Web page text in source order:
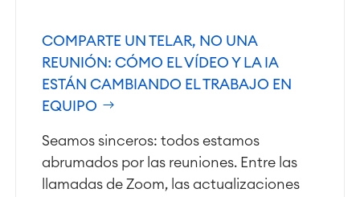
Project & Work Management
Planificación del tiempo
Procesos empresariales
Informes y paneles de control
Gestión del trabajo
COMPARTE UN TELAR, NO UNA
REUNIÓN: CÓMO EL VÍDEO Y LA IA
ESTÁN CAMBIANDO EL TRABAJO EN
EQUIPO
Seamos sinceros: todos estamos
abrumados por las reuniones. Entre las
llamadas de Zoom, las actualizaciones